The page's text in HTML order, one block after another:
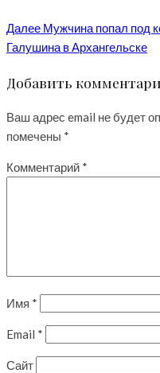
Далее Мужчина попал под
Галушина в Архангельске
Добавить
Ваш адрес email не будет
помечены *
Комментарий *
Имя *
Email *
Сайт